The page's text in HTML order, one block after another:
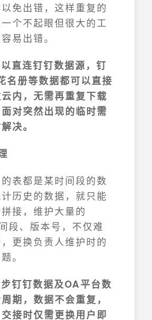
免出错，这样重复的
个不起眼但很大的工
易出错。
直连钉钉数据源，钉
名册等数据都可以直接
内，无需再重复下载
对突然出现的临时需
决。
表都是某时间段的数
历史的数据，就只能
接，维护大量的
段、版本号，不仅难
更换负责人维护时的
。
钉钉数据及OA平台数
期，数据不会重复，
接时仅需更换用户即